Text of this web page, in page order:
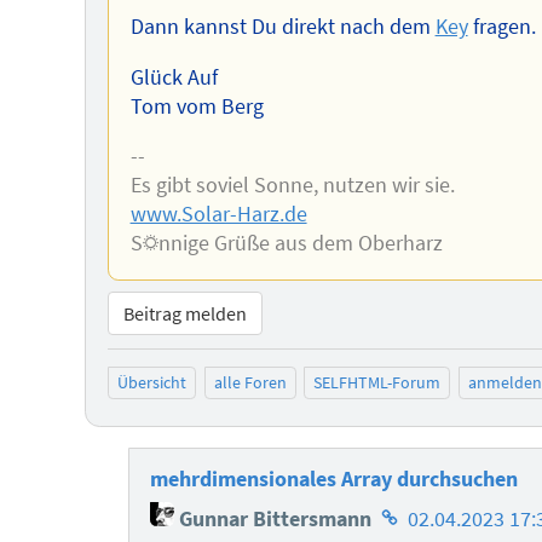
Dann kannst Du direkt nach dem Keyfragen.
Glück Auf
Tom vom Berg
--
Es gibt soviel Sonne, nutzen wir sie.
www.Solar-Harz.de
S☼nnige Grüße aus dem Oberharz
Beitrag melden
Übersicht alle Foren SELFHTML-Forum anmelden
mehrdimensionales Array durchsuchen
Gunnar Bittersmann Homepage
02.04.2023